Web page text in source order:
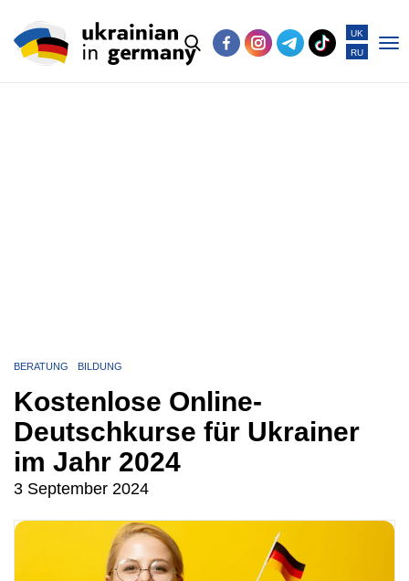
UK
RU
BERATUNG BILDUNG
Kostenlose Online-
Deutschkurse für Ukrainer
im Jahr 2024
3 September 2024